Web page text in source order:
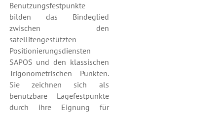
Benutzungsfestpunkte
bilden das Bindeglied
zwischen den
satellitengestützten
Positionierungsdiensten
SAPOS und den klassischen
Trigonometrischen Punkten.
Sie zeichnen sich als
benutzbare Lagefestpunkte
durch ihre Eignung für